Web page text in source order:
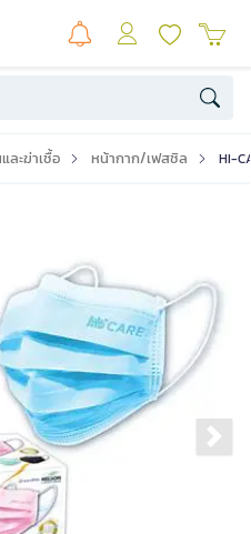
ะฆ่าเชื้อ หน้ากาก/เฟสชิล HI-